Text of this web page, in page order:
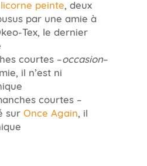
peinte, deux
par une amie à
Tex, le dernier
courtes –occasion–
il n’est ni
courtes –
sur Once Again, il